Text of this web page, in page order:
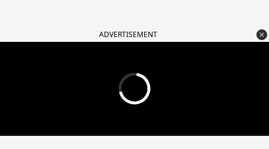
ADVERTISEMENT